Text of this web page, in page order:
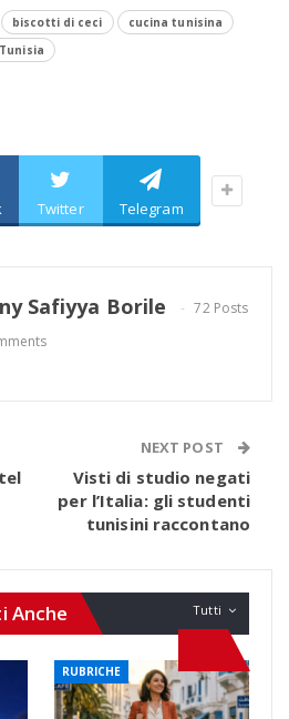
biscotti di ceci
cucina tunisina
Tunisia
Twitter Telegram
Safiyya Borile
72 Posts
NEXT POST
Visti di studio negati
per l’Italia: gli studenti
tunisini raccontano
Tutti
Anche
RUBRICHE